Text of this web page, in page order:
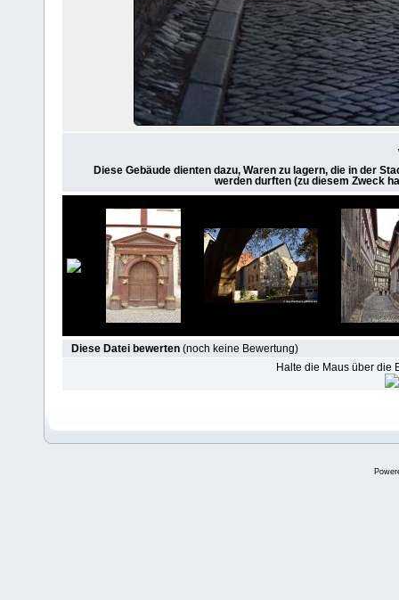
Diese Gebäude dienten dazu, Waren zu lagern, die in der
werden durften (zu diesem Zweck
Diese Datei bewerten (noch keine Bewertung)
Halte die Maus über die